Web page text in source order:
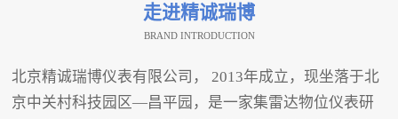
走进精诚瑞博
BRAND INTRODUCTION
北京精诚瑞博仪表有限公司， 2013年成立，现坐落于北
京中关村科技园区—昌平园，是一家集雷达物位仪表研